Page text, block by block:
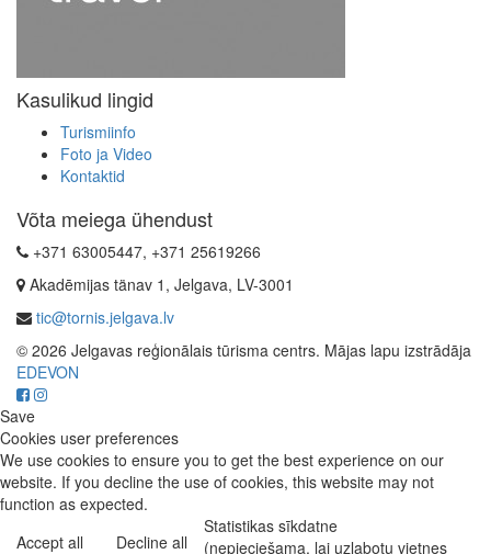
Kasulikud lingid
Turismiinfo
Foto ja Video
Kontaktid
Võta meiega ühendust
+371 63005447, +371 25619266
Akadēmijas tänav 1, Jelgava, LV-3001
tic@tornis.jelgava.lv
© 2026 Jelgavas reģionālais tūrisma centrs. Mājas lapu izstrādāja
EDEVON
Save
Cookies user preferences
We use cookies to ensure you to get the best experience on our
website. If you decline the use of cookies, this website may not
function as expected.
Accept all
Decline all
Statistikas sīkdatne
(nepieciešama, lai uzlabotu vietnes